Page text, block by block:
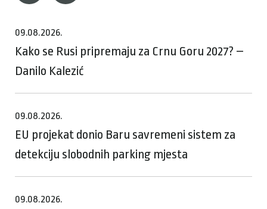
09.08.2026.
Kako se Rusi pripremaju za Crnu Goru 2027? –
Danilo Kalezić
09.08.2026.
EU projekat donio Baru savremeni sistem za
detekciju slobodnih parking mjesta
09.08.2026.